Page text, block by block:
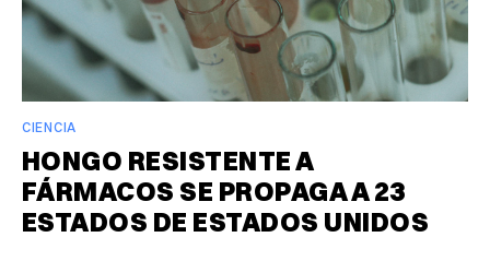
CIENCIA
HONGO RESISTENTE A
FÁRMACOS SE PROPAGA A 23
ESTADOS DE ESTADOS UNIDOS